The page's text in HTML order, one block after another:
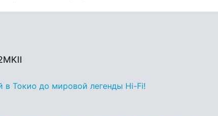
в Токио до мировой легенды Hi-Fi!